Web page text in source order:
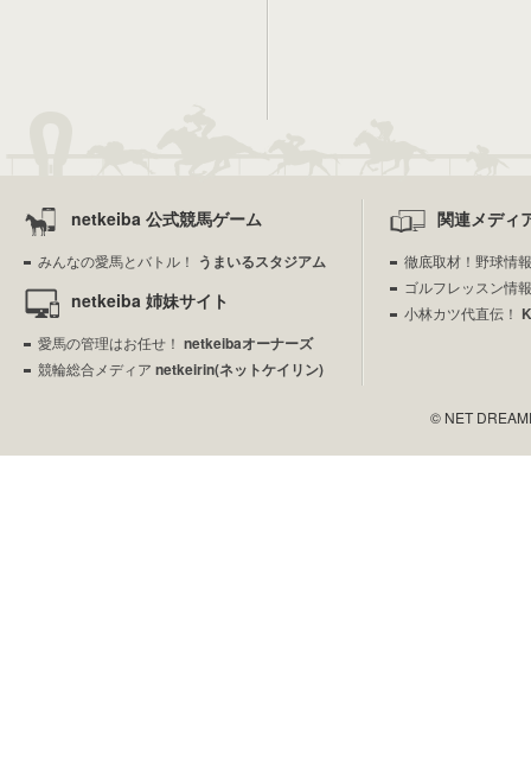
netkeiba 公式競馬ゲーム
みんなの愛馬とバトル！ うまいるスタジアム
netkeiba 姉妹サイト
愛馬の管理はお任せ！ netkeibaオーナーズ
競輪総合メディア netkeirin(ネットケイリン)
関連メディ
徹底取材！野球情
ゴルフレッスン情
小林カツ代直伝！
© NET